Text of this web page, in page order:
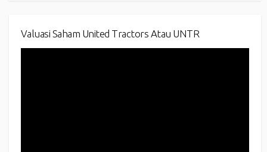
Valuasi Saham United Tractors Atau UNTR